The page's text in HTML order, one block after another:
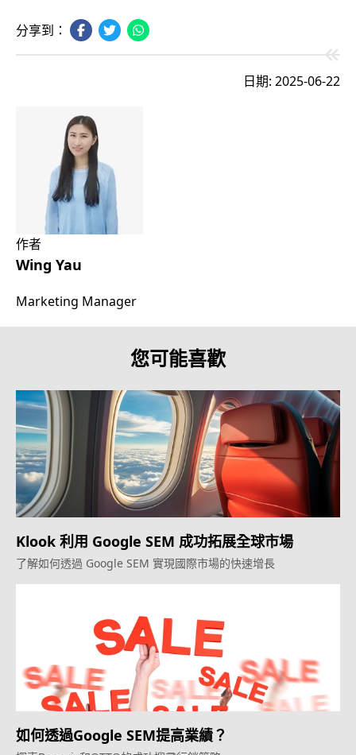
分享到：
日期: 2025-06-22
作者
Wing Yau
Marketing Manager
您可能喜歡
Klook 利用 Google SEM 成功拓展全球市場
了解如何透過 Google SEM 實現國際市場的快速增長
如何透過Google SEM提高業績？